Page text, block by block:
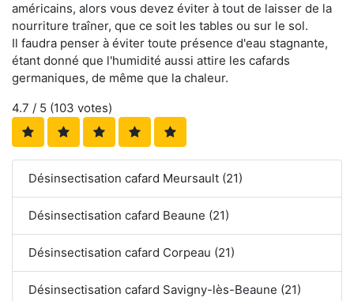
américains, alors vous devez éviter à tout de laisser de la
nourriture traîner, que ce soit les tables ou sur le sol.
Il faudra penser à éviter toute présence d'eau stagnante,
étant donné que l'humidité aussi attire les cafards
germaniques, de même que la chaleur.
4.7 / 5 (103 votes)
Désinsectisation cafard Meursault (21)
Désinsectisation cafard Beaune (21)
Désinsectisation cafard Corpeau (21)
Désinsectisation cafard Savigny-lès-Beaune (21)